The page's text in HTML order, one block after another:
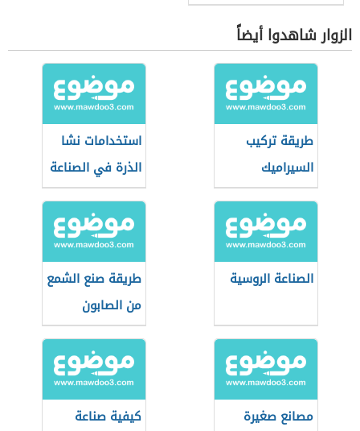
الزوار شاهدوا أيضاً
طريقة تركيب
السيراميك
استخدامات نشا
الذرة في الصناعة
الصناعة الروسية
طريقة صنع الشمع
من الصابون
مصانع صغيرة
كيفية صناعة